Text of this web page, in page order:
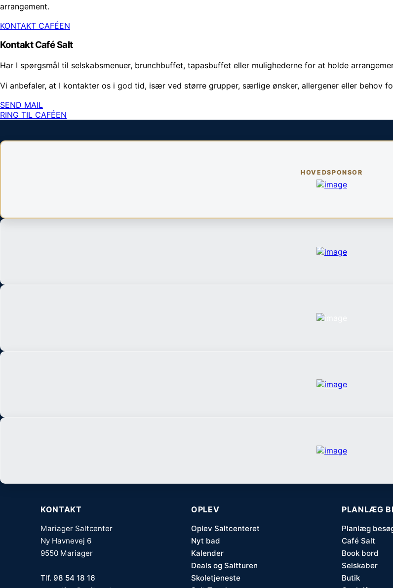
arrangement.
KONTAKT CAFÉEN
Kontakt Café Salt
Har I spørgsmål til selskabsmenuer, brunchbuffet, tapasbuffet eller mulighederne for at holde
Vi anbefaler, at I kontakter os i god tid, især ved større grupper, særlige ønsker, allergener eller behov
SEND MAIL
RING TIL CAFÉEN
KONTAKT
Mariager Saltcenter
Ny Havnevej 6
9550 Mariager
Tlf. 98 54 18 16
OPLEV
Oplev Saltcenteret
Nyt bad
Kalender
Deals og Saltturen
Skoletjeneste
PLANLÆG
Planlæg
Café Salt
Book bord
Selskaber
Butik